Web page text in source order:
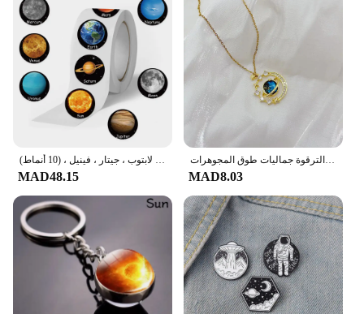
لفة ملصقات للأطفال ، ملصق كرتون لطيف ، كواكب فضائية ، مكافأة ، شارات ، حقائب ، حقائب ، لابتوب ، جيتار ، فينيل ، (10 أنماط)
MAD48.15
الزركون زحل الفضاء الأرض قلادة قلادة لذيذ الأزرق كوكب قلادة الفولاذ المقاوم للصدأ سلسلة الترقوة جماليات طوق المجوهرات
MAD8.03